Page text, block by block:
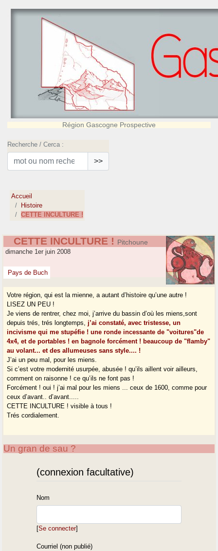
Région Gascogne Prospective
Recherche / Cerca :
>>
Accueil
Histoire
CETTE INCULTURE !
CETTE INCULTURE ! Pitchoune
dimanche 1er juin 2008
Pays de Buch
Votre région, qui est la mienne, a autant d’histoire qu’une autre !
LISEZ UN PEU !
Je viens de rentrer, chez moi, j’arrive du bassin d’où les miens,sont
depuis trés, trés longtemps, j’ai constaté, avec tristesse, un
incivisme qui me stupéfie ! une ronde incessante de "voitures"de
4x4, et de portables ! en bagnole forcément ! beaucoup de "flamby"
au volant... et des allumeuses sans style.... !
J’ai un peu mal, pour les miens.
Si c’est votre modernité usurpée, abusée ! qu’ils aillent voir ailleurs,
comment on raisonne ! ce qu’ils ne font pas !
Forcément ! oui ! j’ai mal pour les miens ... ceux de 1600, comme pour
ceux d’avant.. d’avant.....
CETTE INCULTURE ! visible à tous !
Trés cordialement.
Un gran de sau ?
(connexion facultative)
Nom
[Se connecter]
Courriel (non publié)